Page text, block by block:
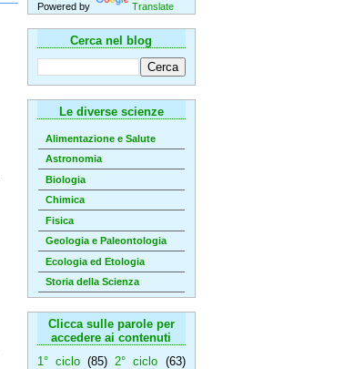
Powered by Translate
Cerca nel blog
Le diverse scienze
Alimentazione e Salute
Astronomia
Biologia
Chimica
Fisica
Geologia e Paleontologia
Ecologia ed Etologia
Storia della Scienza
Clicca sulle parole per
accedere ai contenuti
1° ciclo (85) 2° ciclo (63)